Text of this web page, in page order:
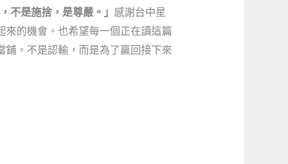
不是施捨，是尊嚴。」 感謝台中星
來的機會。也希望每一個正在讀這篇
，不是認輸，而是為了贏回接下來